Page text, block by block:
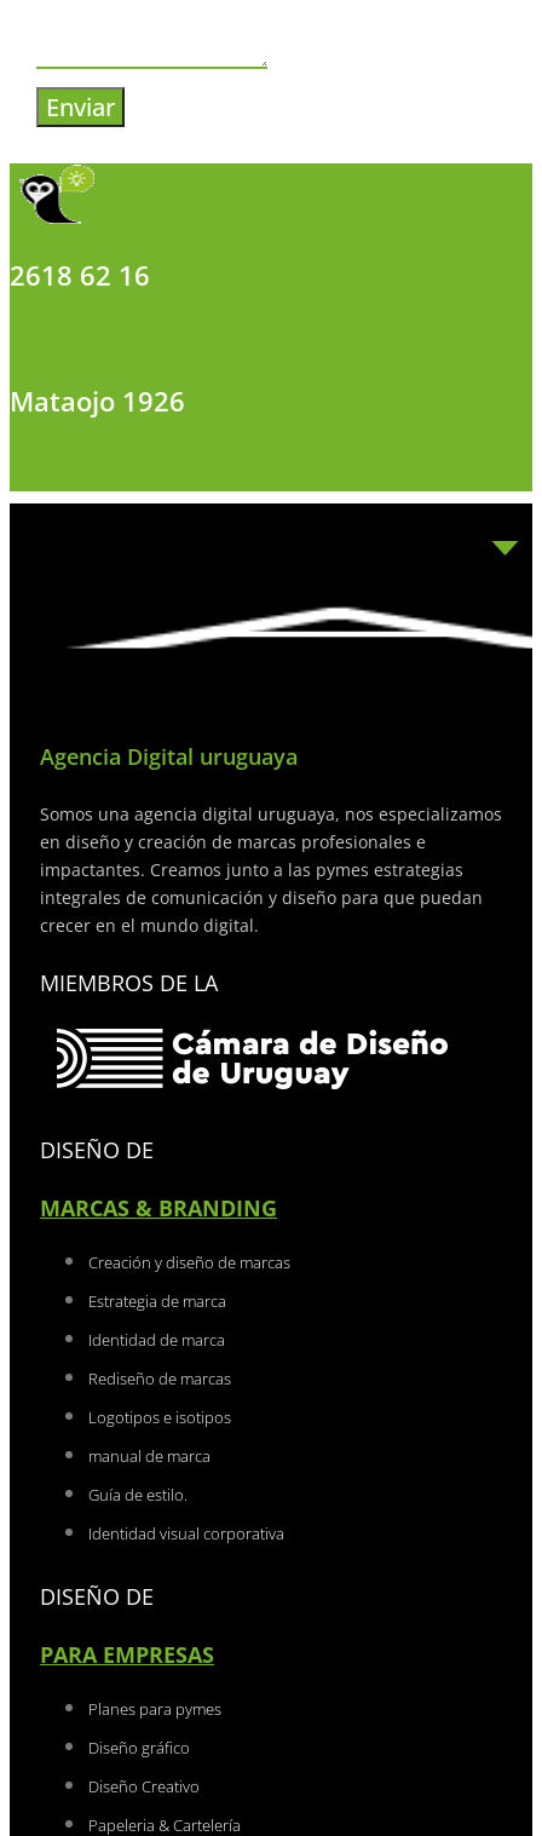
Enviar
2618 62 16
Mataojo 1926
Agencia Digital uruguaya
Somos una agencia digital uruguaya, nos especializamos
en diseño y creación de marcas profesionales e
impactantes. Creamos junto a las pymes estrategias
integrales de comunicación y diseño para que puedan
crecer en el mundo digital.
MIEMBROS DE LA
DISEÑO DE
MARCAS & BRANDING
Creación y diseño de marcas
Estrategia de marca
Identidad de marca
Rediseño de marcas
Logotipos e isotipos
manual de marca
Guía de estilo.
Identidad visual corporativa
DISEÑO DE
PARA EMPRESAS
Planes para pymes
Diseño gráfico
Diseño Creativo
Papeleria & Cartelería